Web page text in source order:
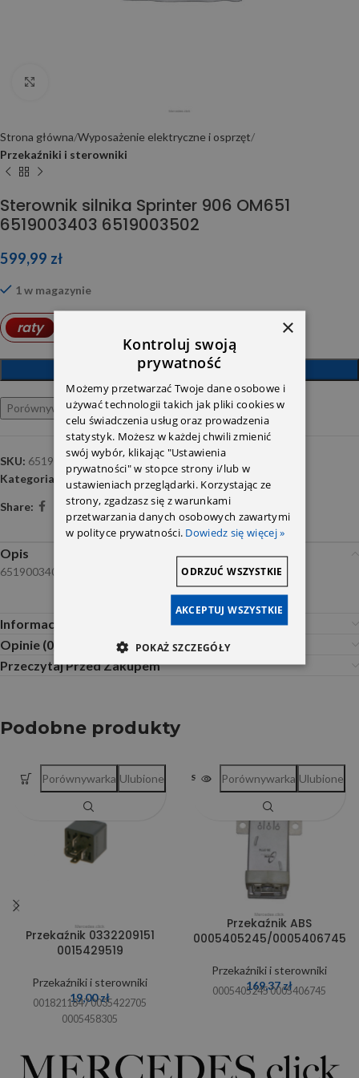
Strona główna Wyposażenie elektryczne i osprzęt
Przekaźniki i sterowniki
Sterownik silnika Sprinter 906 OM651
6519003403 6519003502
599,99 zł
1 w magazynie
raty
DODAJ DO KOSZYKA
Porównywarka Ulubione
SKU: 6519003403
Kategoria:
Przekaźniki i sterowniki
Share:
Opis
6519003403
Informacje dodatkowe
Opinie (0)
Przeczytaj Przed Zakupem
Podobne produkty
Przekaźnik 0332209151
0015429519
Przekaźniki i sterowniki
19,00zł
0018211847 0035422705
0005458305
Porównywarka Ulubione SOLD OUT
Przekaźnik ABS
0005405245/0005406745
Przekaźniki i sterowniki
169,37zł
0005405245 0005406745
Porównywarka Ulubione
×
Kontroluj swoją
prywatność
Możemy przetwarzać Twoje dane osobowe i
używać technologii takich jak pliki cookies w
celu świadczenia usług oraz prowadzenia
statystyk. Możesz w każdej chwili zmienić
swój wybór, klikając "Ustawienia
prywatności" w stopce strony i/lub w
ustawieniach przeglądarki. Korzystając ze
strony, zgadzasz się z warunkami
przetwarzania danych osobowych zawartymi
w polityce prywatności. Dowiedz się więcej »
AKCEPTUJ WSZYSTKIE
ODRZUĆ WSZYSTKIE
POKAŻ SZCZEGÓŁY